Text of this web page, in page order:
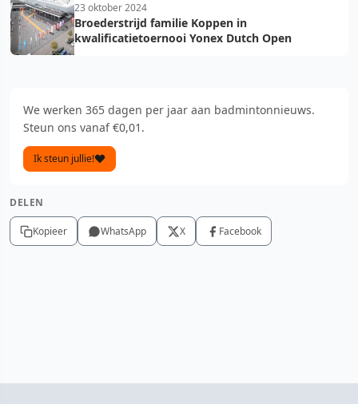
23 oktober 2024
Broederstrijd familie Koppen in
kwalificatietoernooi Yonex Dutch Open
We werken 365 dagen per jaar aan badmintonnieuws.
Steun ons vanaf €0,01.
Ik steun jullie!
DELEN
Kopieer WhatsApp X Facebook